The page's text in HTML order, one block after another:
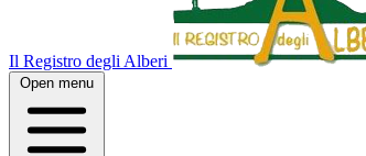
Il Registro degli Alberi
Open menu